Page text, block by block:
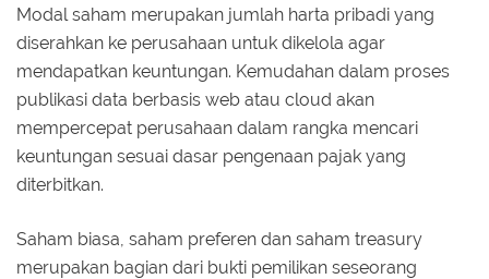
Modal saham merupakan jumlah harta pribadi yang
diserahkan ke perusahaan untuk dikelola agar
mendapatkan keuntungan. Kemudahan dalam proses
publikasi data berbasis web atau cloud akan
mempercepat perusahaan dalam rangka mencari
keuntungan sesuai dasar pengenaan pajak yang
diterbitkan.
Saham biasa, saham preferen dan saham treasury
merupakan bagian dari bukti pemilikan seseorang